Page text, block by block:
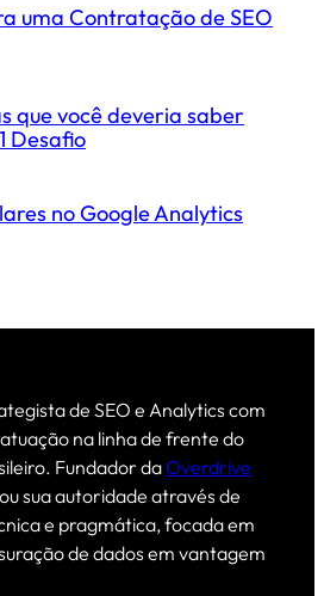
uma Contratação de SEO
que você deveria saber
Desafio
no Google Analytics
de SEO e Analytics com
na linha de frente do
Fundador daOverdrive
sua autoridade através de
e pragmática, focada em
de dados em vantagem